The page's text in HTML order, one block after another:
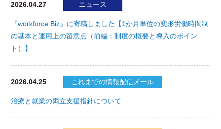
2026.04.27 ニュース
『workforce Biz』に寄稿しました【1か月単位の変形労働時間制
の基本と運用上の留意点（前編：制度の概要と導入のポイン
ト）】
2026.04.25 これまでの情報配信メール
治療と就業の両立支援指針について